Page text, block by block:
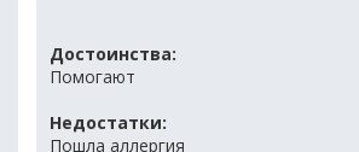
Достоинства:
Помогают
Недостатки:
Пошла аллергия